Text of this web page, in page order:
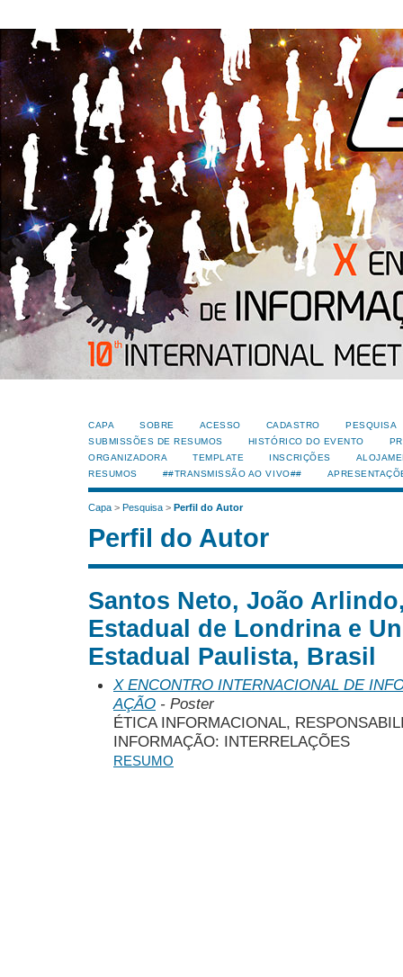
CAPA SOBRE ACESSO CADASTRO
PESQUISA
SUBMISSÕES DE RESUMOS
HISTÓRICO DO EVENTO
ORGANIZADORA
TEMPLATE INSCRIÇÕES
RESUMOS
##TRANSMISSÃO AO VIVO##
Capa > Pesquisa > Perfil do Autor
Perfil do Autor
Santos Neto, João
Estadual de Londrina e
Estadual Paulista, Brasil
X ENCONTRO INTERNACIONAL DE
AÇÃO - Poster
ÉTICA INFORMACIONAL,
INFORMAÇÃO: INTERRELAÇÕES
RESUMO